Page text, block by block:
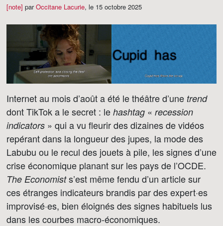
[note] parOccitane Lacurie, le 15 octobre 2025
Internet au mois d’août a été le théâtre d’une trend
dont TikTok a le secret : le hashtag « recession
indicators » qui a vu fleurir des dizaines de vidéos
repérant dans la longueur des jupes, la mode des
Labubu ou le recul des jouets à pile, les signes d’une
crise économique planant sur les pays de l’OCDE.
The Economists’est même fendu d’un article sur
ces étranges indicateurs brandis par des expert·es
improvisé·es, bien éloignés des signes habituels lus
dans les courbes macro-économiques.